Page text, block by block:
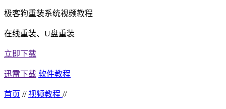
极客狗重装系统视频教程
在线重装、U盘重装
立即下载
迅雷下载 软件教程
首页 // 视频教程 //